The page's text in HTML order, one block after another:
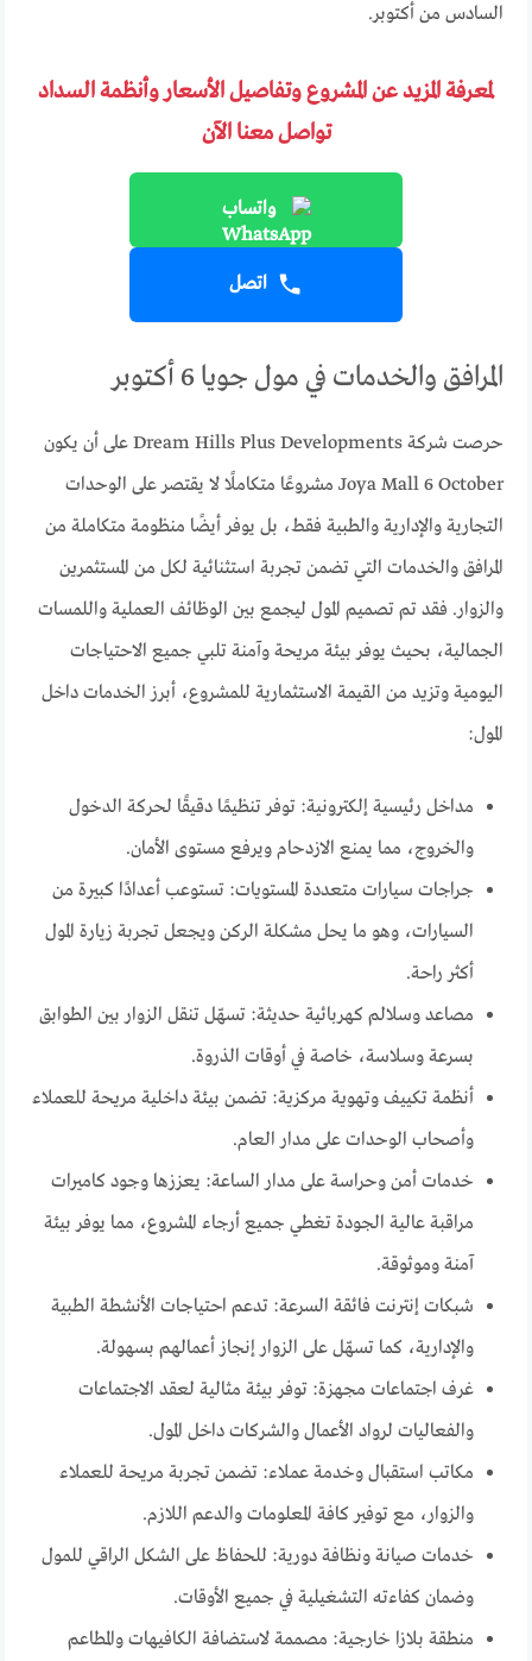
السادس من أكتوبر.
لمعرفة المزيد عن المشروع وتفاصيل الأسعار وأنظمة السداد
تواصل معنا الآن
واتساب
اتصل
المرافق والخدمات في مول جويا 6 أكتوبر
حرصت شركة Dream Hills Plus Developments على أن يكون
Joya Mall 6 October مشروعًا متكاملًا لا يقتصر على الوحدات
التجارية والإدارية والطبية فقط، بل يوفر أيضًا منظومة متكاملة من
المرافق والخدمات التي تضمن تجربة استثنائية لكل من المستثمرين
والزوار. فقد تم تصميم المول ليجمع بين الوظائف العملية واللمسات
الجمالية، بحيث يوفر بيئة مريحة وآمنة تلبي جميع الاحتياجات
اليومية وتزيد من القيمة الاستثمارية للمشروع، أبرز الخدمات داخل
المول:
مداخل رئيسية إلكترونية: توفر تنظيمًا دقيقًا لحركة الدخول
والخروج، مما يمنع الازدحام ويرفع مستوى الأمان.
جراجات سيارات متعددة المستويات: تستوعب أعدادًا كبيرة من
السيارات، وهو ما يحل مشكلة الركن ويجعل تجربة زيارة المول
أكثر راحة.
مصاعد وسلالم كهربائية حديثة: تسهّل تنقل الزوار بين الطوابق
بسرعة وسلاسة، خاصة في أوقات الذروة.
أنظمة تكييف وتهوية مركزية: تضمن بيئة داخلية مريحة للعملاء
وأصحاب الوحدات على مدار العام.
خدمات أمن وحراسة على مدار الساعة: يعززها وجود كاميرات
مراقبة عالية الجودة تغطي جميع أرجاء المشروع، مما يوفر بيئة
آمنة وموثوقة.
شبكات إنترنت فائقة السرعة: تدعم احتياجات الأنشطة الطبية
والإدارية، كما تسهّل على الزوار إنجاز أعمالهم بسهولة.
غرف اجتماعات مجهزة: توفر بيئة مثالية لعقد الاجتماعات
والفعاليات لرواد الأعمال والشركات داخل المول.
مكاتب استقبال وخدمة عملاء: تضمن تجربة مريحة للعملاء
والزوار، مع توفير كافة المعلومات والدعم اللازم.
خدمات صيانة ونظافة دورية: للحفاظ على الشكل الراقي للمول
وضمان كفاءته التشغيلية في جميع الأوقات.
منطقة بلازا خارجية: مصممة لاستضافة الكافيهات والمطاعم